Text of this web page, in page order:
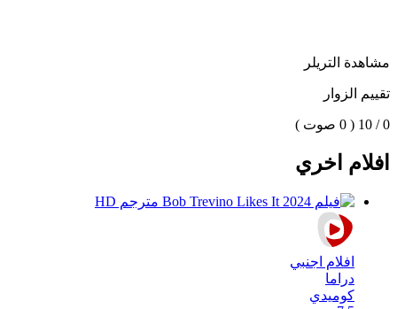
مشاهدة التريلر
تقييم الزوار
0 / 10 ( 0 صوت )
افلام اخري
افلام اجنبي
دراما
كوميدي